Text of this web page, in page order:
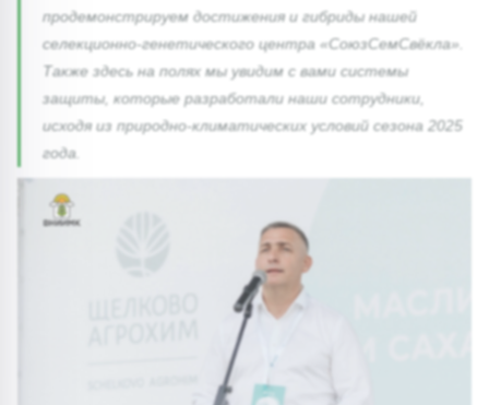
продемонстрируем достижения и гибриды нашей
селекционно-генетического центра «СоюзСемСвёкла».
Также здесь на полях мы увидим с вами системы
защиты, которые разработали наши сотрудники,
исходя из природно-климатических условий сезона 2025
года.